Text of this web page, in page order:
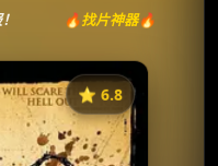
🔥找片神器🔥
⭐️ 6.8
电》
2003年